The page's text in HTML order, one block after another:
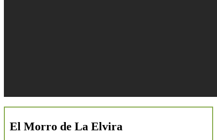
El Morro de La Elvira